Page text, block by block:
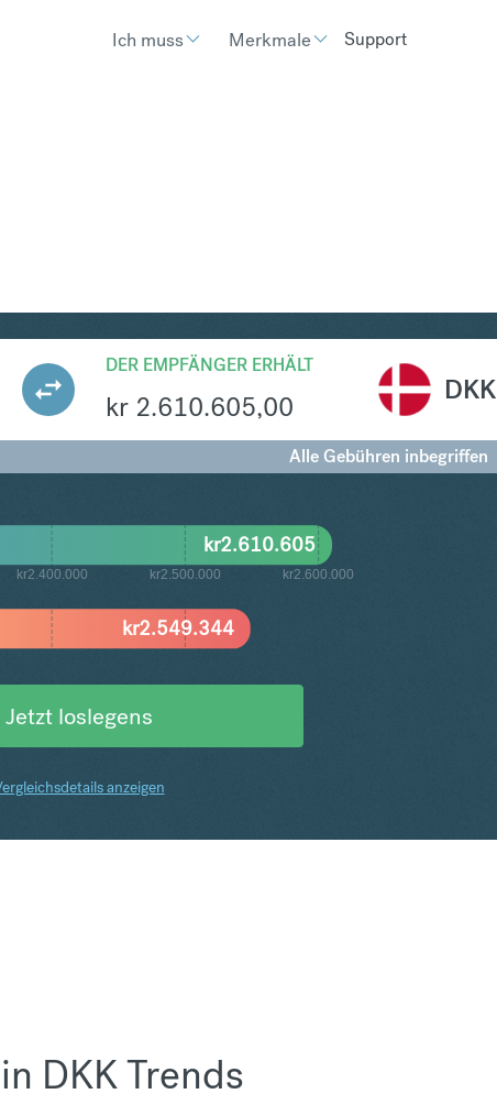
Ich muss Merkmale Support
DER EMPFÄNGER ERHÄLT
kr 2.610.605,00
DKK
Alle Gebühren inbegriffen
kr2.400.000 kr2.500.000 kr2.600.000
kr2.549.344
kr2.610.605
Jetzt loslegens
anzeigen
DKK Trends